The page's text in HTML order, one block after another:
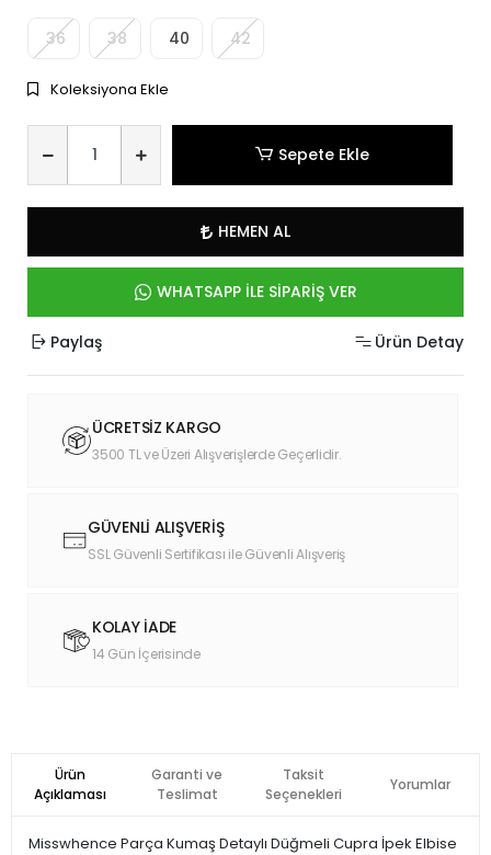
36 38 40 42
Koleksiyona Ekle
Sepete Ekle
HEMEN AL
WHATSAPP İLE SİPARİŞ VER
Paylaş Ürün Detay
ÜCRETSİZ KARGO
3500 TL ve Üzeri Alışverişlerde Geçerlidir.
GÜVENLİ ALIŞVERİŞ
SSL Güvenli Sertifikası ile Güvenli Alışveriş
KOLAY İADE
14 Gün İçerisinde
Ürün
Açıklaması
Garanti ve
Teslimat
Taksit
Seçenekleri
Yorumlar
Misswhence Parça Kumaş Detaylı Düğmeli Cupra İpek Elbise